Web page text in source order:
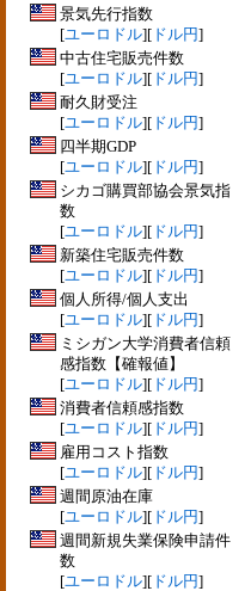
景気先行指数
[ユーロドル][ ドル円]
中古住宅販売件数
[ユーロドル][ ドル円]
耐久財受注
[ユーロドル][ ドル円]
四半期GDP
[ユーロドル][ ドル円]
シカゴ購買部協会景気指
数
[ユーロドル][ ドル円]
新築住宅販売件数
[ユーロドル][ ドル円]
個人所得/個人支出
[ユーロドル][ ドル円]
ミシガン大学消費者信頼
感指数【確報値】
[ユーロドル][ ドル円]
消費者信頼感指数
[ユーロドル][ ドル円]
雇用コスト指数
[ユーロドル][ ドル円]
週間原油在庫
[ユーロドル][ ドル円]
週間新規失業保険申請件
数
[ユーロドル][ ドル円]